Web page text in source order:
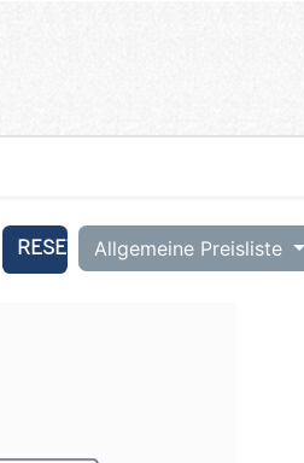
RESET Allgemeine Preisliste